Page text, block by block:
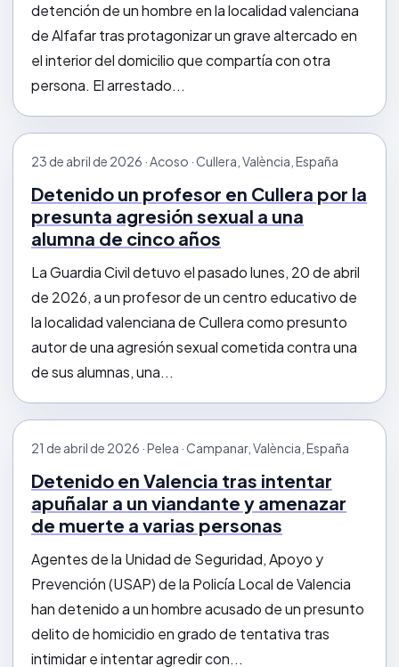
detención de un hombre en la localidad valenciana
de Alfafar tras protagonizar un grave altercado en
el interior del domicilio que compartía con otra
persona. El arrestado...
23 de abril de 2026 · Acoso · Cullera, València, España
Detenido un profesor en Cullera por la
presunta agresión sexual a una
alumna de cinco años
La Guardia Civil detuvo el pasado lunes, 20 de abril
de 2026, a un profesor de un centro educativo de
la localidad valenciana de Cullera como presunto
autor de una agresión sexual cometida contra una
de sus alumnas, una...
21 de abril de 2026 · Pelea · Campanar, València, España
Detenido en Valencia tras intentar
apuñalar a un viandante y amenazar
de muerte a varias personas
Agentes de la Unidad de Seguridad, Apoyo y
Prevención (USAP) de la Policía Local de Valencia
han detenido a un hombre acusado de un presunto
delito de homicidio en grado de tentativa tras
intimidar e intentar agredir con...